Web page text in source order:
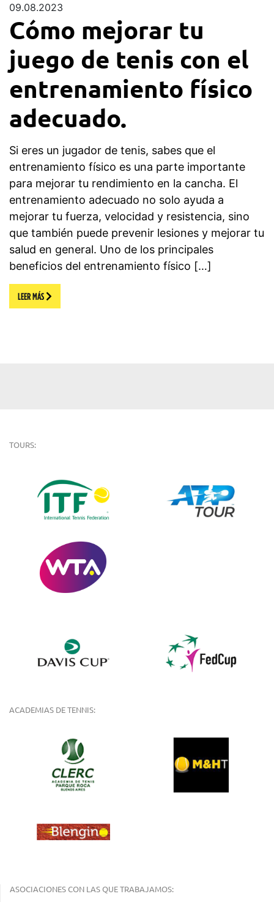
09.08.2023
Cómo mejorar tu
juego de tenis con el
entrenamiento físico
adecuado.
Si eres un jugador de tenis, sabes que el
entrenamiento físico es una parte importante
para mejorar tu rendimiento en la cancha. El
entrenamiento adecuado no solo ayuda a
mejorar tu fuerza, velocidad y resistencia, sino
que también puede prevenir lesiones y mejorar tu
salud en general. Uno de los principales
beneficios del entrenamiento físico […]
LEER MÁS
TOURS:
ACADEMIAS DE TENNIS:
ASOCIACIONES CON LAS QUE TRABAJAMOS: